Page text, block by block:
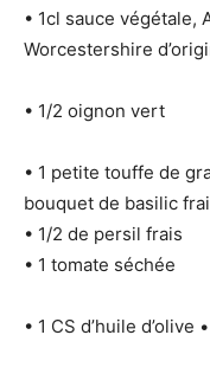
• 1cl sauce végétale,
Worcestershire
• 1/2 oignon vert
• 1 petite touffe de
bouquet de basilic
• 1/2 de persil frais
• 1 tomate séchée
• 1 CS d’huile